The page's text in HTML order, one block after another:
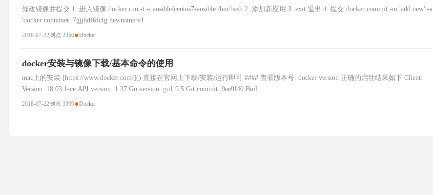
修改镜像并提交 1. 进入镜像 docker run -t -i ansible/centos7-ansible /bin/bash 2. 添加新应用 3. exit 退出 4. 提交 docker commit -m 'add new' -a
'docker container' 7gjjhdf6fcfg newname:v1
2018-07-22浏览 2350●Docker
docker安装与镜像下载/基本命令的使用
mac上的安装 [https://www.docker.com/]() 直接在官网上下载/安装/运行即可 #### 查看版本号: docker version 正确的启动结果如下 Client:
Version: 18.03.1-ce API version: 1.37 Go version: go1.9.5 Git commit: 9ee9f40 Buil
2018-07-22浏览 3399●Docker